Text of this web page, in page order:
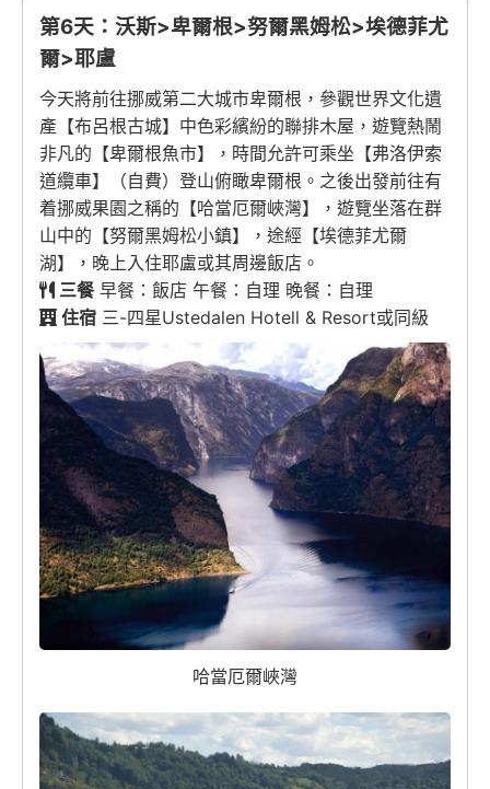
第6天：沃斯>卑爾根>努爾黑姆松>埃德菲尤
爾>耶盧
今天將前往挪威第二大城市卑爾根，參觀世界文化遺
產【布呂根古城】中色彩繽紛的聯排木屋，遊覽熱鬧
非凡的【卑爾根魚市】，時間允許可乘坐【弗洛伊索
道纜車】（自費）登山俯瞰卑爾根。之後出發前往有
着挪威果園之稱的【哈當厄爾峽灣】，遊覽坐落在群
山中的【努爾黑姆松小鎮】，途經【埃德菲尤爾
湖】，晚上入住耶盧或其周邊飯店。
三餐早餐：飯店 午餐：自理 晚餐：自理
住宿 三-四星Ustedalen Hotell & Resort或同級
哈當厄爾峽灣